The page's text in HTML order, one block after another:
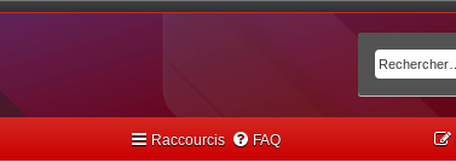
Raccourcis FAQ